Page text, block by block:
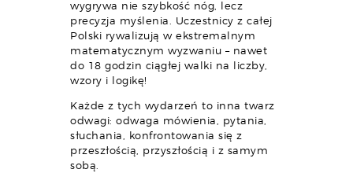
wygrywa nie szybkość nóg, lecz
precyzja myślenia. Uczestnicy z całej
Polski rywalizują w ekstremalnym
matematycznym wyzwaniu – nawet
do 18 godzin ciągłej walki na liczby,
wzory i logikę!
Każde z tych wydarzeń to inna twarz
odwagi: odwaga mówienia, pytania,
słuchania, konfrontowania się z
przeszłością, przyszłością i z samym
sobą.